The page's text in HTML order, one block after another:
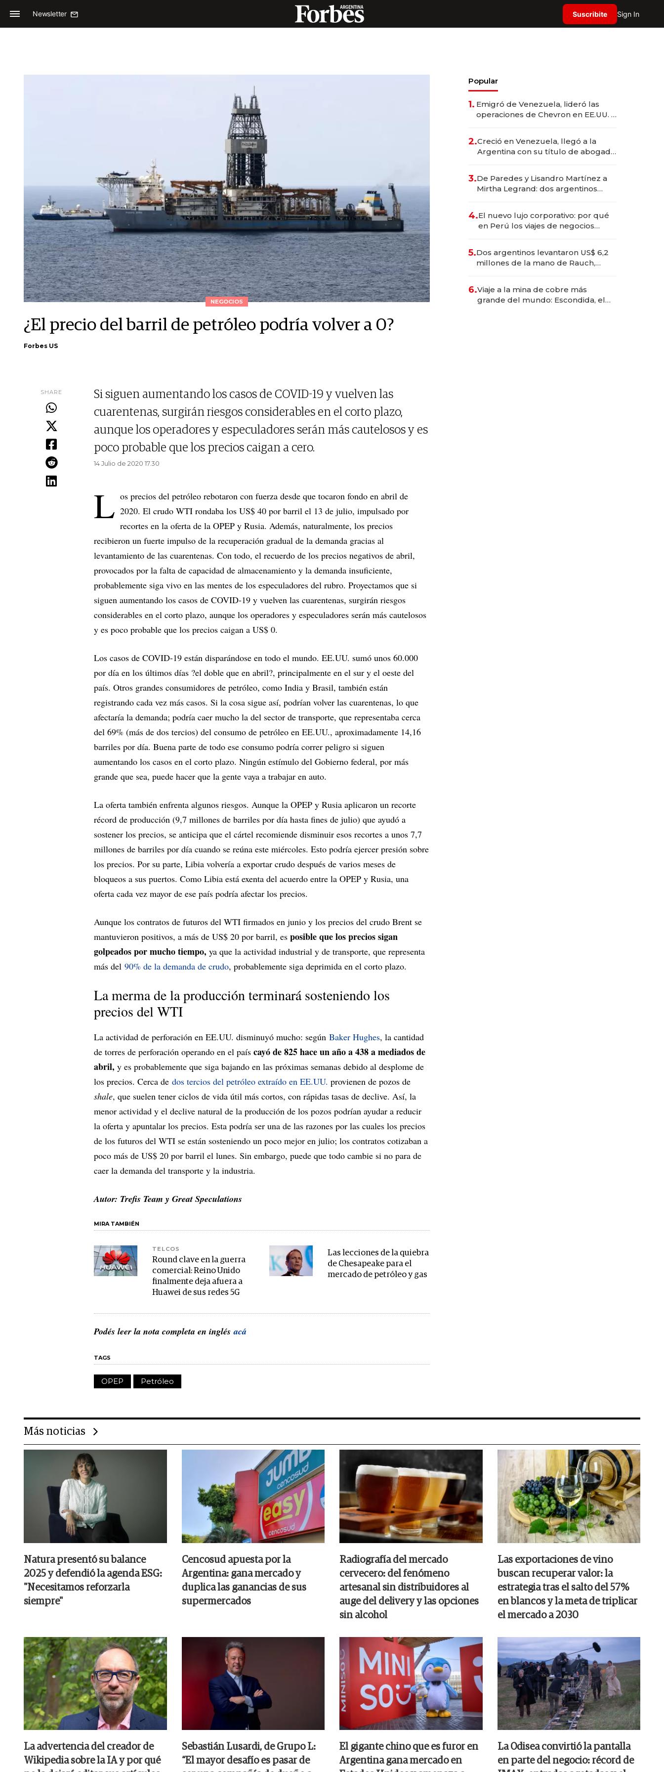
Newsletter Suscribite Sign In
NEGOCIOS
¿El precio del barril de petróleo podría volver a 0?
Forbes US
SHARE
Si siguen aumentando los casos de COVID-19 y vuelven las
cuarentenas, surgirán riesgos considerables en el corto plazo,
aunque los operadores y especuladores serán más cautelosos y es
poco probable que los precios caigan a cero.
14 Julio de 2020 17.30
L os precios del petróleo rebotaron con fuerza desde que tocaron fondo en abril de
2020. El crudo WTI rondaba los US$ 40 por barril el 13 de julio, impulsado por
recortes en la oferta de la OPEP y Rusia. Además, naturalmente, los precios
recibieron un fuerte impulso de la recuperación gradual de la demanda gracias al
levantamiento de las cuarentenas. Con todo, el recuerdo de los precios negativos de abril,
provocados por la falta de capacidad de almacenamiento y la demanda insuficiente,
probablemente siga vivo en las mentes de los especuladores del rubro. Proyectamos que si
siguen aumentando los casos de COVID-19 y vuelven las cuarentenas, surgirán riesgos
considerables en el corto plazo, aunque los operadores y especuladores serán más cautelosos
y es poco probable que los precios caigan a US$ 0.
Los casos de COVID-19 están disparándose en todo el mundo. EE.UU. sumó unos 60.000
por día en los últimos días ?el doble que en abril?, principalmente en el sur y el oeste del
país. Otros grandes consumidores de petróleo, como India y Brasil, también están
registrando cada vez más casos. Si la cosa sigue así, podrían volver las cuarentenas, lo que
afectaría la demanda; podría caer mucho la del sector de transporte, que representaba cerca
del 69% (más de dos tercios) del consumo de petróleo en EE.UU., aproximadamente 14,16
barriles por día. Buena parte de todo ese consumo podría correr peligro si siguen
aumentando los casos en el corto plazo. Ningún estímulo del Gobierno federal, por más
grande que sea, puede hacer que la gente vaya a trabajar en auto.
La oferta también enfrenta algunos riesgos. Aunque la OPEP y Rusia aplicaron un recorte
récord de producción (9,7 millones de barriles por día hasta fines de julio) que ayudó a
sostener los precios, se anticipa que el cártel recomiende disminuir esos recortes a unos 7,7
millones de barriles por día cuando se reúna este miércoles. Esto podría ejercer presión sobre
los precios. Por su parte, Libia volvería a exportar crudo después de varios meses de
bloqueos a sus puertos. Como Libia está exenta del acuerdo entre la OPEP y Rusia, una
oferta cada vez mayor de ese país podría afectar los precios.
Aunque los contratos de futuros del WTI firmados en junio y los precios del crudo Brent se
mantuvieron positivos, a más de US$ 20 por barril, es posible que los precios sigan
golpeados por mucho tiempo, ya que la actividad industrial y de transporte, que representa
más del 90% de la demanda de crudo, probablemente siga deprimida en el corto plazo.
La merma de la producción terminará sosteniendo los
precios del WTI
La actividad de perforación en EE.UU. disminuyó mucho: según Baker Hughes, la cantidad
de torres de perforación operando en el país cayó de 825 hace un año a 438 a mediados de
abril, y es probablemente que siga bajando en las próximas semanas debido al desplome de
los precios. Cerca de dos tercios del petróleo extraído en EE.UU. provienen de pozos de
shale, que suelen tener ciclos de vida útil más cortos, con rápidas tasas de declive. Así, la
menor actividad y el declive natural de la producción de los pozos podrían ayudar a reducir
la oferta y apuntalar los precios. Esta podría ser una de las razones por las cuales los precios
de los futuros del WTI se están sosteniendo un poco mejor en julio; los contratos cotizaban a
poco más de US$ 20 por barril el lunes. Sin embargo, puede que todo cambie si no para de
caer la demanda del transporte y la industria.
Autor: Trefis Team y Great Speculations
MIRA TAMBIÉN
TELCOS
Round clave en la guerra
comercial: Reino Unido
finalmente deja afuera a
Huawei de sus redes 5G
Las lecciones de la quiebra
de Chesapeake para el
mercado de petróleo y gas
Podés leer la nota completa en inglésacá
TAGS
OPEP Petróleo
Popular
1. Emigró de Venezuela, lideró las
operaciones de Chevron en EE.UU. y
2.Creció en Venezuela, llegó a la
Argentina con su título de abogado
marcas "fast premium"
3.De Paredes y Lisandro Martínez a
Mirtha Legrand: dos argentinos
4.El nuevo lujo corporativo: por qué
en Perú los viajes de negocios
transformadoras
5.Dos argentinos levantaron US$ 6,2
millones de la mano de Rauch,
6.Viaje a la mina de cobre más
grande del mundo: Escondida, el
Más noticias
Natura presentó su balance
2025 y defendió la agenda ESG:
"Necesitamos reforzarla
siempre"
Cencosud apuesta por la
Argentina: gana mercado y
duplica las ganancias de sus
supermercados
Radiografía del mercado
cervecero: del fenómeno
artesanal sin distribuidores al
auge del delivery y las opciones
sin alcohol
Las exportaciones de vino
buscan recuperar valor: la
estrategia tras el salto del 57%
en blancos y la meta de triplicar
el mercado a 2030
La advertencia del creador de
Wikipedia sobre la IA y por qué
Sebastián Lusardi, de Grupo L:
“El mayor desafío es pasar de
El gigante chino que es furor en
Argentina gana mercado en
La Odisea convirtió la pantalla
en parte del negocio: récord de